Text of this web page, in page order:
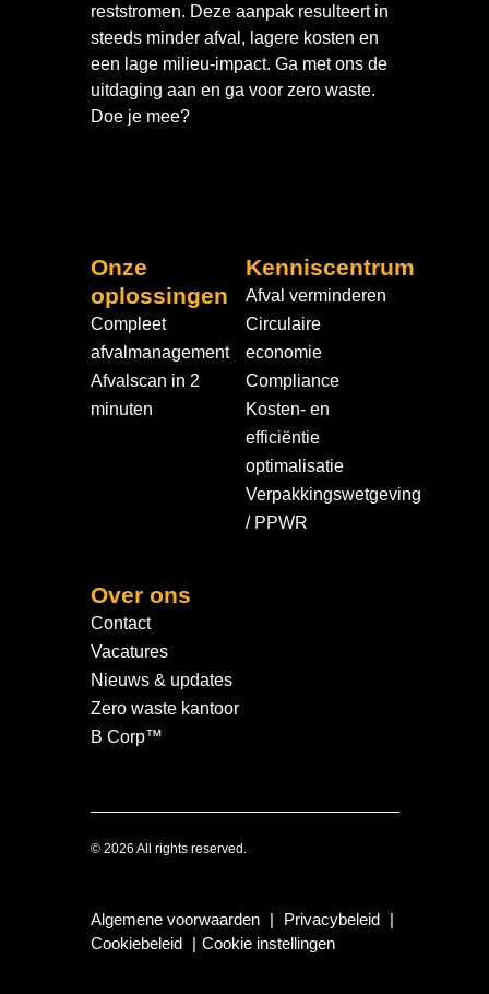
reststromen. Deze aanpak resulteert in
steeds minder afval, lagere kosten en
een lage milieu-impact. Ga met ons de
uitdaging aan en ga voor zero waste.
Doe je mee?
Onze
oplossingen
Compleet
afvalmanagement
Afvalscan in 2
minuten
Kenniscentrum
Afval verminderen
Circulaire
economie
Compliance
Kosten- en
efficiëntie
optimalisatie
Verpakkingswetgeving
/ PPWR
Over ons
Contact
Vacatures
Nieuws & updates
Zero waste kantoor
B Corp™
© 2026 All rights reserved.
Algemene voorwaarden Privacybeleid
Cookiebeleid
Cookie instellingen